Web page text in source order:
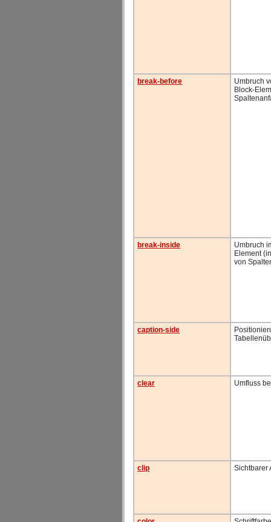
break-before
Umbruch
Block-
break-inside
Umbruch
Element
von
caption-side
clear Umfluss
clip Sichtbarer